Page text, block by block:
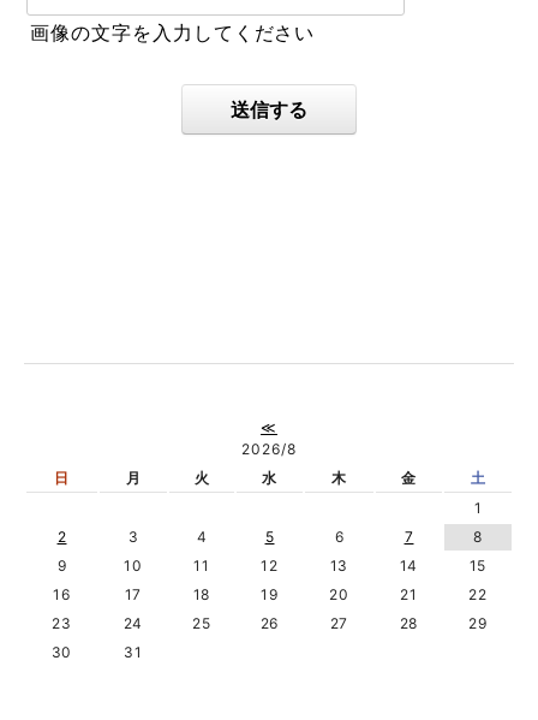
画像の文字を入力してください
送信する
≪
2026/8
日
月 火 水 木 金
土
1
2
3 4 5 6 7
8
9
10 11 12 13 14
15
16
17 18 19 20 21
22
23
24 25 26 27 28
29
30
31